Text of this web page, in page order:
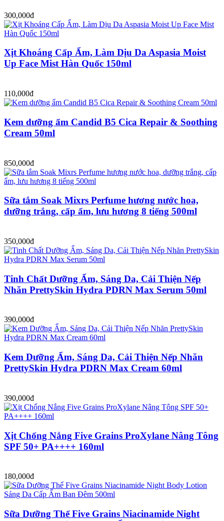
300,000đ
Xịt Khoáng Cấp Ẩm, Làm Dịu Da Aspasia Moist
Up Face Mist Hàn Quốc 150ml
110,000đ
Kem dưỡng ẩm Candid B5 Cica Repair & Soothing
Cream 50ml
850,000đ
Sữa tắm Soak Mixrs Perfume hương nước hoa,
dưỡng trắng, cấp ẩm, lưu hương 8 tiếng 500ml
350,000đ
Tinh Chất Dưỡng Ẩm, Sáng Da, Cải Thiện Nếp
Nhăn PrettySkin Hydra PDRN Max Serum 50ml
390,000đ
Kem Dưỡng Ẩm, Sáng Da, Cải Thiện Nếp Nhăn
PrettySkin Hydra PDRN Max Cream 60ml
390,000đ
Xịt Chống Nắng Five Grains ProXylane Nâng Tông
SPF 50+ PA++++ 160ml
180,000đ
Sữa Dưỡng Thể Five Grains Niacinamide Night